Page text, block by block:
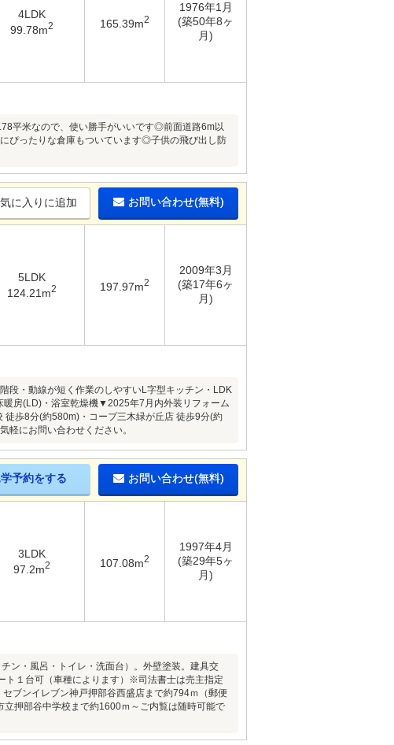
4LDK
99.78m2 165.39m2
1976年1月
(築50年8ヶ
月)
平米なので、使い勝手がいいです◎前面道路6m以
ぴったりな倉庫もついています◎子供の飛び出し防
に入りに追加 お問い合わせ(無料)
5LDK
124.21m2 197.97m2
2009年3月
(築17年6ヶ
月)
段・動線が短く作業のしやすいL字型キッチン・LDK
房(LD)・浴室乾燥機▼2025年7月内外装リフォーム
歩8分(約580m)・コープ三木緑が丘店 徒歩9分(約
にお問い合わせください。
学予約をする お問い合わせ(無料)
3LDK
97.2m2 107.08m2
1997年4月
(築29年5ヶ
月)
ン・風呂・トイレ・洗面台）。外壁塗装。建具交
ト１台可（車種によります）※司法書士は売主指定
ブンイレブン神戸押部谷西盛店まで約794ｍ（郵便
押部谷中学校まで約1600ｍ～ご内覧は随時可能で